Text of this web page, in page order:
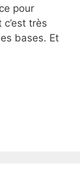
pour
très
bases. Et